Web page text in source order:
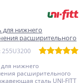
для нижнего
расширительного
255U3200
для нижнего
расширительного
сталь UNI-FITT